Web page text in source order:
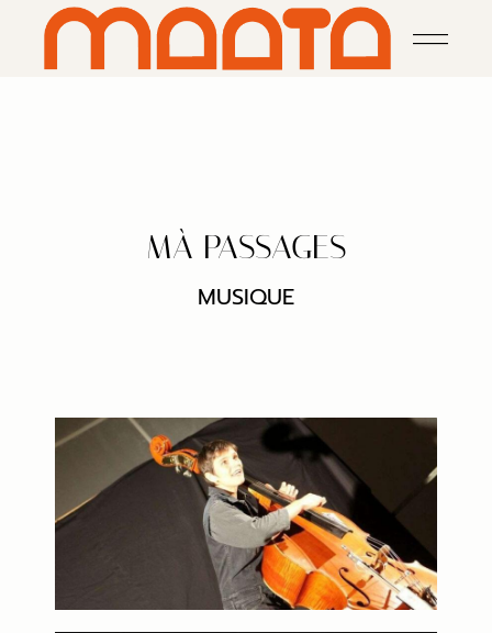
MÀ PASSAGES
MUSIQUE